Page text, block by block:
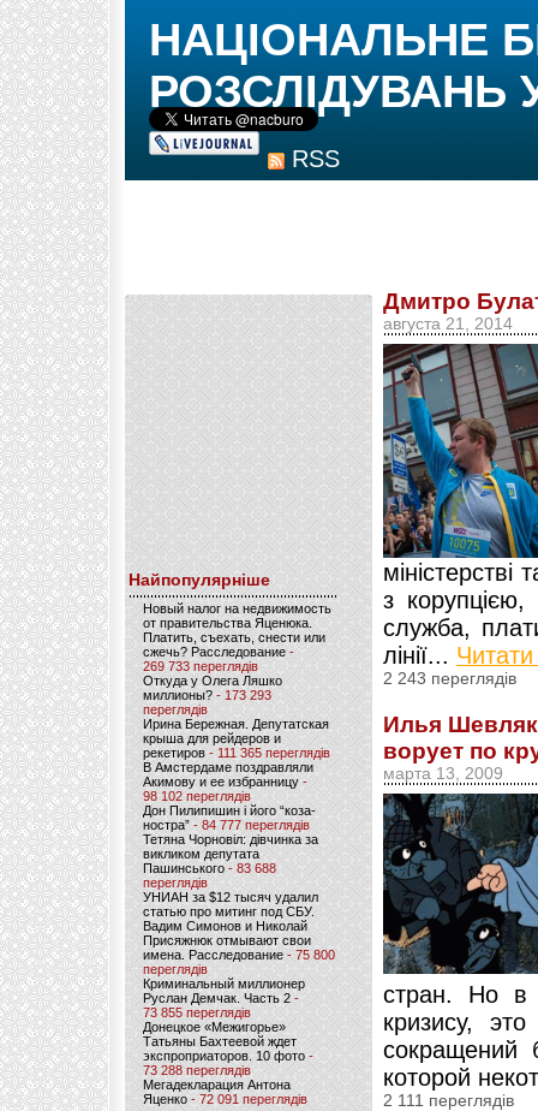
RSS
НАЦІОНАЛЬНЕ
РОЗСЛІДУВАНЬ
Найпопулярніше
Новый налог на недвижимость
от правительства Яценюка.
Платить, съехать, снести или
сжечь? Расследование-
269 733 переглядів
Откуда у Олега Ляшко
миллионы? - 173 293
переглядів
Ирина Бережная. Депутатская
крыша для рейдеров и
рекетиров - 111 365 переглядів
В Амстердаме поздравляли
Акимову и ее избранницу -
98 102 переглядів
Дон Пилипишин і його “коза-
ностра” - 84 777 переглядів
Тетяна Чорновіл: дівчинка за
викликом депутата
Пашинського- 83 688
переглядів
УНИАН за $12 тысяч удалил
статью про митинг под СБУ.
Вадим Симонов и Николай
Присяжнюк отмывают свои
имена. Расследование - 75 800
переглядів
Криминальный миллионер
Руслан Демчак. Часть 2-
73 855 переглядів
Донецкое «Межигорье»
Татьяны Бахтеевой ждет
экспроприаторов. 10 фото -
73 288 переглядів
Мегадекларация Антона
Яценко - 72 091 переглядів
Дмитро
августа 21, 2014
з
служба,
лінії...
2 243 переглядів
Илья Шевляк
ворует по
марта 13, 2009
стран. Но в
кризису,
сокращений
которой
2 111 переглядів